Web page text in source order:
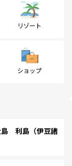
リゾート
ショップ
利島（伊豆諸